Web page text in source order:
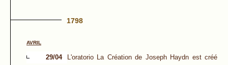
1798
AVRIL
29/04
L'oratorio La Création de Joseph Haydn est créé